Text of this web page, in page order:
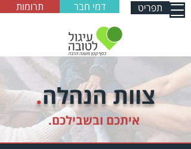
תרומות דמי חבר תפריט
צוות הנהלה.
איתכם ובשבילכם.